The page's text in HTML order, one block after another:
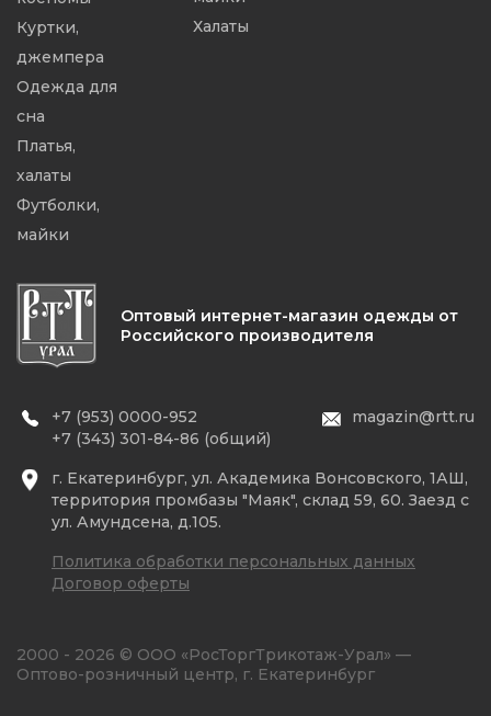
Куртки,
джемпера
Одежда для
сна
Платья,
халаты
Футболки,
майки
Халаты
Оптовый интернет-магазин одежды от
Российского производителя
+7 (953) 0000-952
+7 (343) 301-84-86 (общий)
magazin@rtt.ru
г. Екатеринбург, ул. Академика Вонсовского, 1АШ,
территория промбазы "Маяк", склад 59, 60. Заезд с
ул. Амундсена, д.105.
Политика обработки персональных данных
Договор оферты
2000 - 2026 © ООО «РосТоргТрикотаж-Урал» —
Оптово-розничный центр, г. Екатеринбург